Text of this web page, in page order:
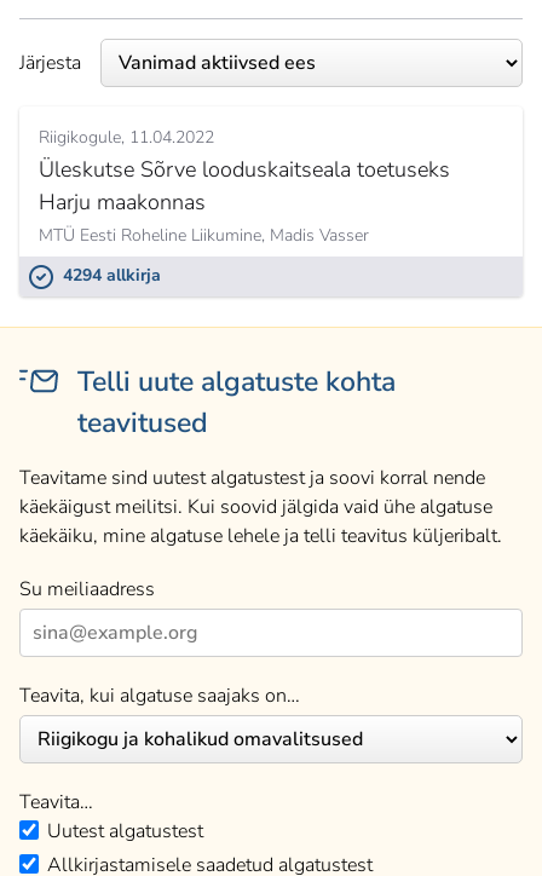
Järjesta
Riigikogule 11.04.2022
Üleskutse Sõrve looduskaitseala toetuseks
Harju maakonnas
MTÜ Eesti Roheline Liikumine, Madis Vasser
4294 allkirja
Telli uute algatuste kohta
teavitused
Teavitame sind uutest algatustest ja soovi korral nende
käekäigust meilitsi. Kui soovid jälgida vaid ühe algatuse
käekäiku, mine algatuse lehele ja telli teavitus küljeribalt.
Su meiliaadress
Teavita, kui algatuse saajaks on…
Teavita…
Uutest algatustest
Allkirjastamisele saadetud algatustest